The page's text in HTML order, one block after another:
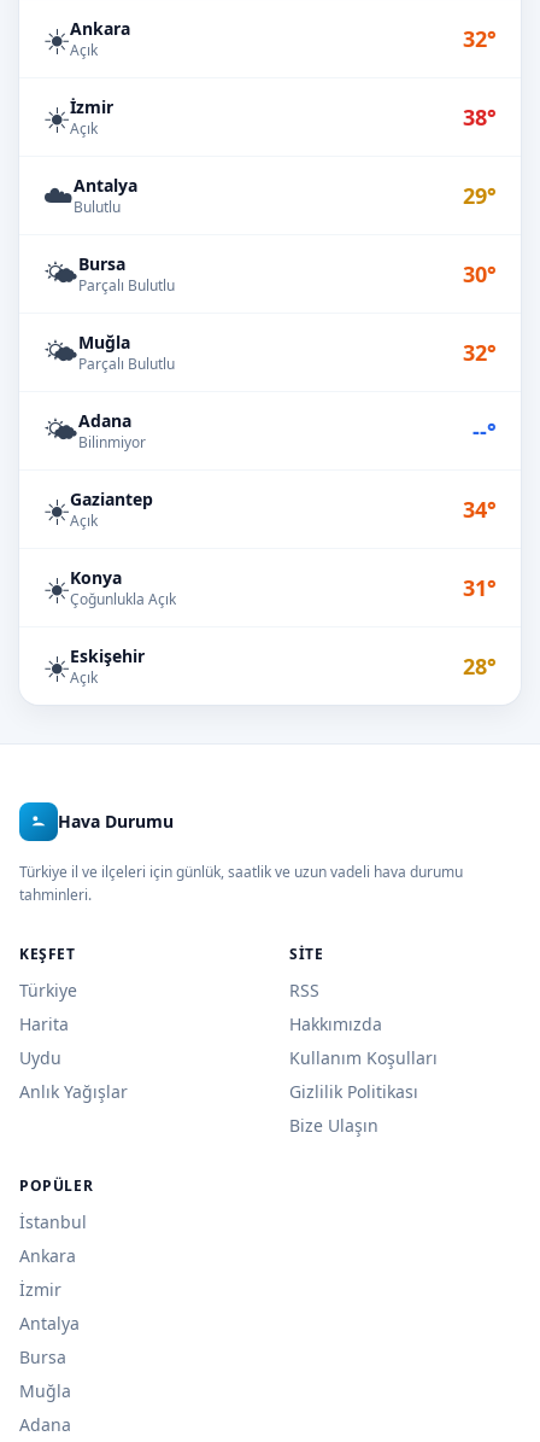
☀️Ankara
Açık 32°
☀️İzmir
Açık 38°
☁️Antalya
Bulutlu 29°
🌤️Bursa
Parçalı Bulutlu 30°
🌤️Muğla
Parçalı Bulutlu 32°
🌤️Adana
Bilinmiyor --°
☀️Gaziantep
Açık 34°
☀️Konya
Çoğunlukla Açık 31°
☀️Eskişehir
Açık 28°
Hava Durumu
Türkiye il ve ilçeleri için günlük, saatlik ve uzun vadeli hava durumu
tahminleri.
KEŞFET
Türkiye
Harita
Uydu
Anlık Yağışlar
SITE
RSS
Hakkımızda
Kullanım Koşulları
Gizlilik Politikası
Bize Ulaşın
POPÜLER
İstanbul
Ankara
İzmir
Antalya
Bursa
Muğla
Adana